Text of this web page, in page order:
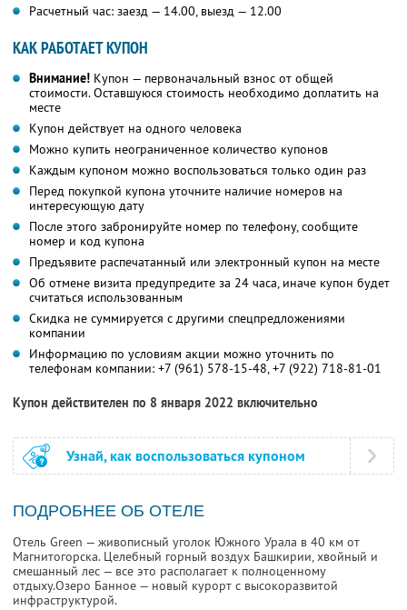
Расчетный час: заезд — 14.00, выезд — 12.00
КАК РАБОТАЕТ КУПОН
Внимание! Купон — первоначальный взнос от общей
стоимости. Оставшуюся стоимость необходимо доплатить на
месте
Купон действует на одного человека
Можно купить неограниченное количество купонов
Каждым купоном можно воспользоваться только один раз
Перед покупкой купона уточните наличие номеров на
интересующую дату
После этого забронируйте номер по телефону, сообщите
номер и код купона
Предъявите распечатанный или электронный купон на месте
Об отмене визита предупредите за 24 часа, иначе купон будет
считаться использованным
Скидка не суммируется с другими спецпредложениями
компании
Информацию по условиям акции можно уточнить по
телефонам компании: +7 (961) 578-15-48, +7 (922) 718-81-01
Купон действителен по 8 января 2022 включительно
Узнай, как воспользоваться купоном
ПОДРОБНЕЕ ОБ ОТЕЛЕ
Отель Green — живописный уголок Южного Урала в 40 км от
Магнитогорска. Целебный горный воздух Башкирии, хвойный и
смешанный лес — все это располагает к полноценному
отдыху.Озеро Бaннoе — новый курорт с высокоразвитой
инфраструктурой.